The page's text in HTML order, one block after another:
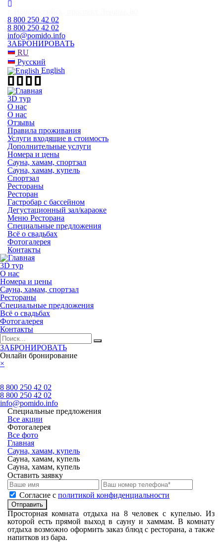
8 800 250 42 02
8 800 250 42 02
info@pomido.info
ЗАБРОНИРОВАТЬ
RU
Русский
English
3D тур
О нас
О нас
Отзывы
Правила проживания
Услуги входящие в стоимость
Дополнительные услуги
Номера и цены
Сауна, хамам, спортзал
Сауна, хамам, купель
Спортзал
Рестораны
Ресторан
Гастробар с бассейном
Дегустационный зал/караоке
Меню Ресторана
Специальные предложения
Всё о свадьбах
Фотогалерея
Контакты
3D тур
О нас
Номера и цены
Сауна, хамам, спортзал
Рестораны
Специальные предложения
Всё о свадьбах
Фотогалерея
Контакты
ЗАБРОНИРОВАТЬ
Онлайн бронирование
×
8 800 250 42 02
8 800 250 42 02
info@pomido.info
Специальные предложения
Все акции
Фотогалерея
Все фото
Главная
Сауна, хамам, купель
Сауна, хамам, купель
Сауна, хамам, купель
Оставить заявку
Cогласие с политикой конфиденциальности
Отправить
Просторная комната отдыха на 8 человек с купелью. Из
которой есть прямой выход в сауну и хаммам. В комнату
отдыха возможно оформить заказ блюд с ресторана, а также
напитков из бара.